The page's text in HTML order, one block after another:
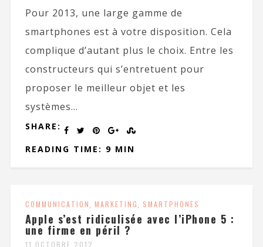
Pour 2013, une large gamme de
smartphones est à votre disposition. Cela
complique d’autant plus le choix. Entre les
constructeurs qui s’entretuent pour
proposer le meilleur objet et les
systèmes...
SHARE:
READING TIME: 9 MIN
COMMUNICATION, MARKETING, SMARTPHONES
Apple s’est ridiculisée avec l’iPhone 5 :
une firme en péril ?
11 OCTOBRE 2012